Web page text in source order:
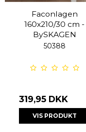
Faconlagen
160x210/30 cm -
BySKAGEN
50388
319,95 DKK
VIS PRODUKT